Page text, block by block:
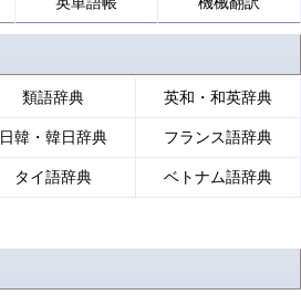
類語辞典 英和・和英辞典
日韓・韓日辞典 フランス語辞典
タイ語辞典 ベトナム語辞典